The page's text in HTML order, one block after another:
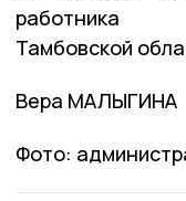
работника
Тамбовской
Вера МАЛЫГИНА
Фото: